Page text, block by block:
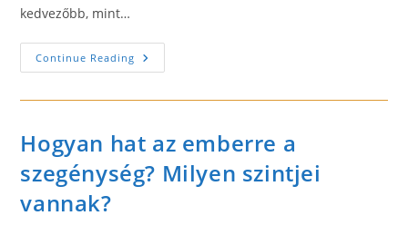
kedvezőbb, mint…
Continue Reading A
Private
Kedvező
Hogyan hat az emberre a
szegénység? Milyen szintjei
vannak?